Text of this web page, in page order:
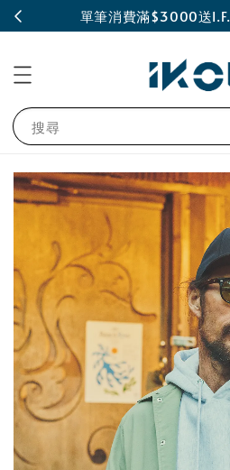
單筆消費滿$3000送
搜尋